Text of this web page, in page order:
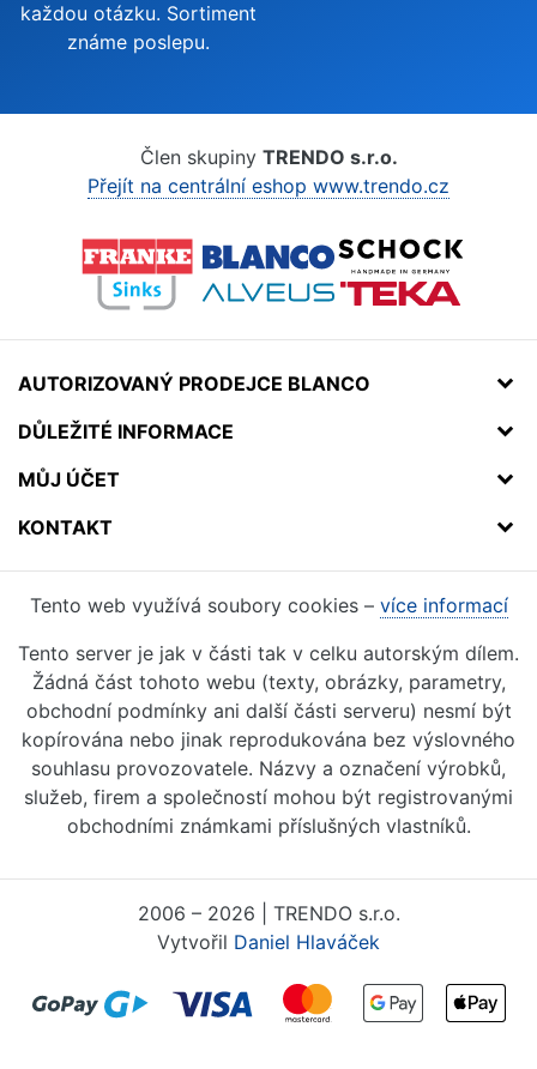
každou otázku. Sortiment
známe poslepu.
Člen skupiny TRENDO s.r.o.
Přejít na centrální eshop www.trendo.cz
AUTORIZOVANÝ PRODEJCE BLANCO
DŮLEŽITÉ INFORMACE
MŮJ ÚČET
KONTAKT
Tento web využívá soubory cookies – více informací
Tento server je jak v části tak v celku autorským dílem.
Žádná část tohoto webu (texty, obrázky, parametry,
obchodní podmínky ani další části serveru) nesmí být
kopírována nebo jinak reprodukována bez výslovného
souhlasu provozovatele. Názvy a označení výrobků,
služeb, firem a společností mohou být registrovanými
obchodními známkami příslušných vlastníků.
2006 – 2026 | TRENDO s.r.o.
Vytvořil Daniel Hlaváček